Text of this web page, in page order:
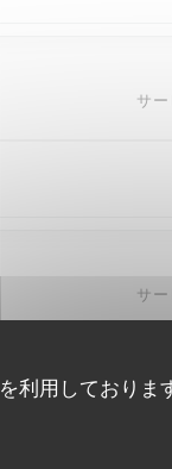
利用しておりま
サー
サー
petitesse des lieux.